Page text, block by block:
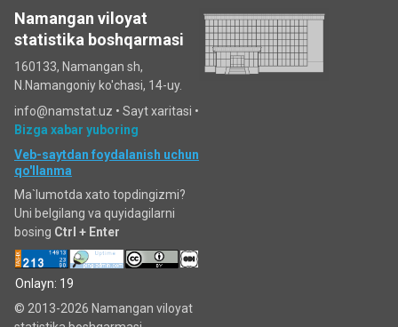
Namangan viloyat
statistika boshqarmasi
160133, Namangan sh,
N.Namangoniy ko'chasi, 14-uy.
info@namstat.uz • Sayt xaritasi •
Bizga xabar yuboring
Veb-saytdan foydalanish uchun
qo'llanma
Ma`lumotda xato topdingizmi?
Uni belgilang va quyidagilarni
bosing Ctrl + Enter
Onlayn: 19
© 2013-2026 Namangan viloyat